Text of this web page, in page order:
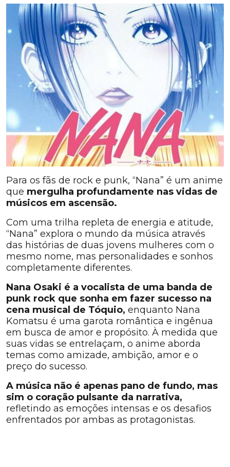
Para os fãs de rock e punk, “Nana” é um anime
que mergulha profundamente nas vidas de
músicos em ascensão.
Com uma trilha repleta de energia e atitude,
“Nana” explora o mundo da música através
das histórias de duas jovens mulheres com o
mesmo nome, mas personalidades e sonhos
completamente diferentes.
Nana Osaki é a vocalista de uma banda de
punk rock que sonha em fazer sucesso na
cena musical de Tóquio, enquanto Nana
Komatsu é uma garota romântica e ingênua
em busca de amor e propósito. À medida que
suas vidas se entrelaçam, o anime aborda
temas como amizade, ambição, amor e o
preço do sucesso.
A música não é apenas pano de fundo, mas
sim o coração pulsante da narrativa,
refletindo as emoções intensas e os desafios
enfrentados por ambas as protagonistas.